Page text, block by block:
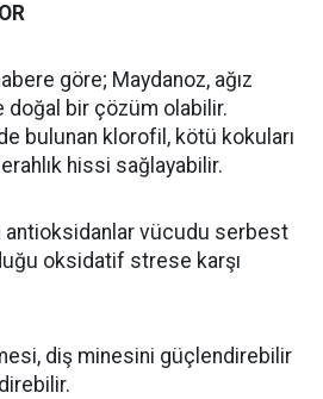
göre; Maydanoz, ağız
bir çözüm olabilir.
bulunan klorofil, kötü kokuları
hissi sağlayabilir.
antioksidanlar vücudu serbest
oksidatif strese karşı
diş minesini güçlendirebilir